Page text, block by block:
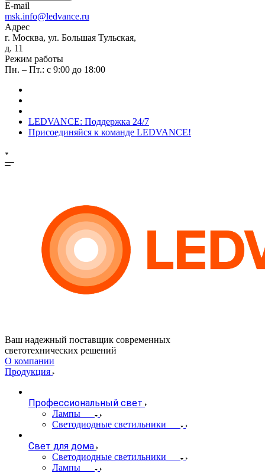
E-mail
msk.info@ledvance.ru
Адрес
г. Москва, ул. Большая Тульская,
д. 11
Режим работы
Пн. – Пт.: с 9:00 до 18:00
LEDVANCE: Поддержка 24/7
Присоединяйся к команде LEDVANCE!
Ваш надежный поставщик современных
светотехнических решений
О компании
Продукция
Профессиональный свет
Лампы
Светодиодные светильники
Свет для дома
Светодиодные светильники
Лампы